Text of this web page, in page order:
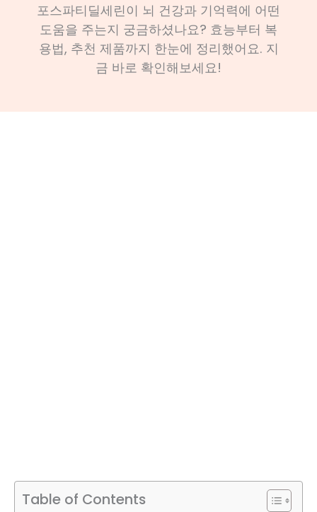
포스파티딜세린이 뇌 건강과 기억력에 어떤
도움을 주는지 궁금하셨나요? 효능부터 복
용법, 추천 제품까지 한눈에 정리했어요. 지
금 바로 확인해보세요!
Table of Contents